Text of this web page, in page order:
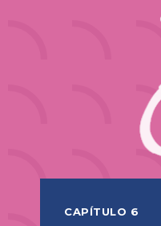
CAPÍTULO 6